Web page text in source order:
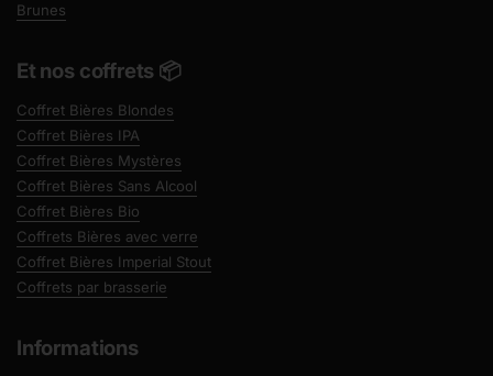
Brunes
Et nos coffrets 📦
Coffret Bières Blondes
Coffret Bières IPA
Coffret Bières Mystères
Coffret Bières Sans Alcool
Coffret Bières Bio
Coffrets Bières avec verre
Coffret Bières Imperial Stout
Coffrets par brasserie
Informations